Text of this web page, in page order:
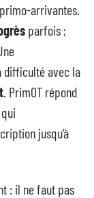
arrivantes.
parfois ;
difficulté avec la
. PrimOT répond
jusqu’à
: il ne faut pas